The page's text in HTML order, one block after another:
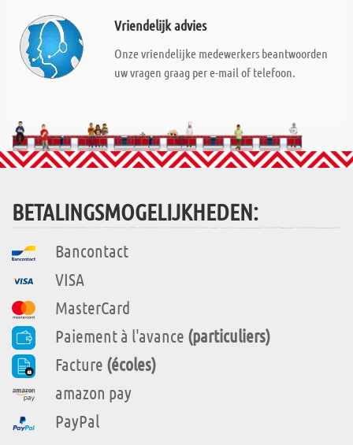
Vriendelijk advies
Onze vriendelijke medewerkers beantwoorden
uw vragen graag per e-mail of telefoon.
BETALINGSMOGELIJKHEDEN:
Bancontact
VISA
MasterCard
Paiement à l'avance (particuliers)
Facture (écoles)
amazon pay
PayPal